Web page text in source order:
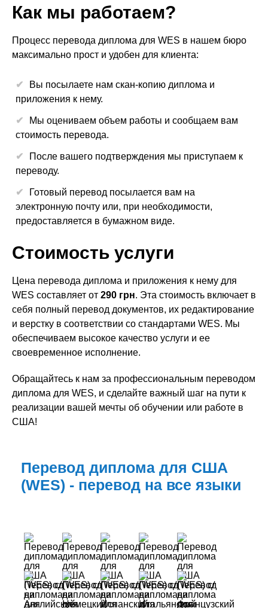
Как мы работаем?
Процесс перевода диплома для WES в нашем бюро
максимально прост и удобен для клиента:
Вы посылаете нам скан-копию диплома и
приложения к нему.
Мы оцениваем объем работы и сообщаем вам
стоимость перевода.
После вашего подтверждения мы приступаем к
переводу.
Готовый перевод посылается вам на
электронную почту или, при необходимости,
предоставляется в бумажном виде.
Стоимость услуги
Цена перевода диплома и приложения к нему для
WES составляет от 290 грн. Эта стоимость включает в
себя полный перевод документов, их редактирование
и верстку в соответствии со стандартами WES. Мы
обеспечиваем высокое качество услуги и ее
своевременное исполнение.
Обращайтесь к нам за профессиональным переводом
диплома для WES, и сделайте важный шаг на пути к
реализации вашей мечты об обучении или работе в
США!
Перевод диплома для США
(WES) - перевод на все языки